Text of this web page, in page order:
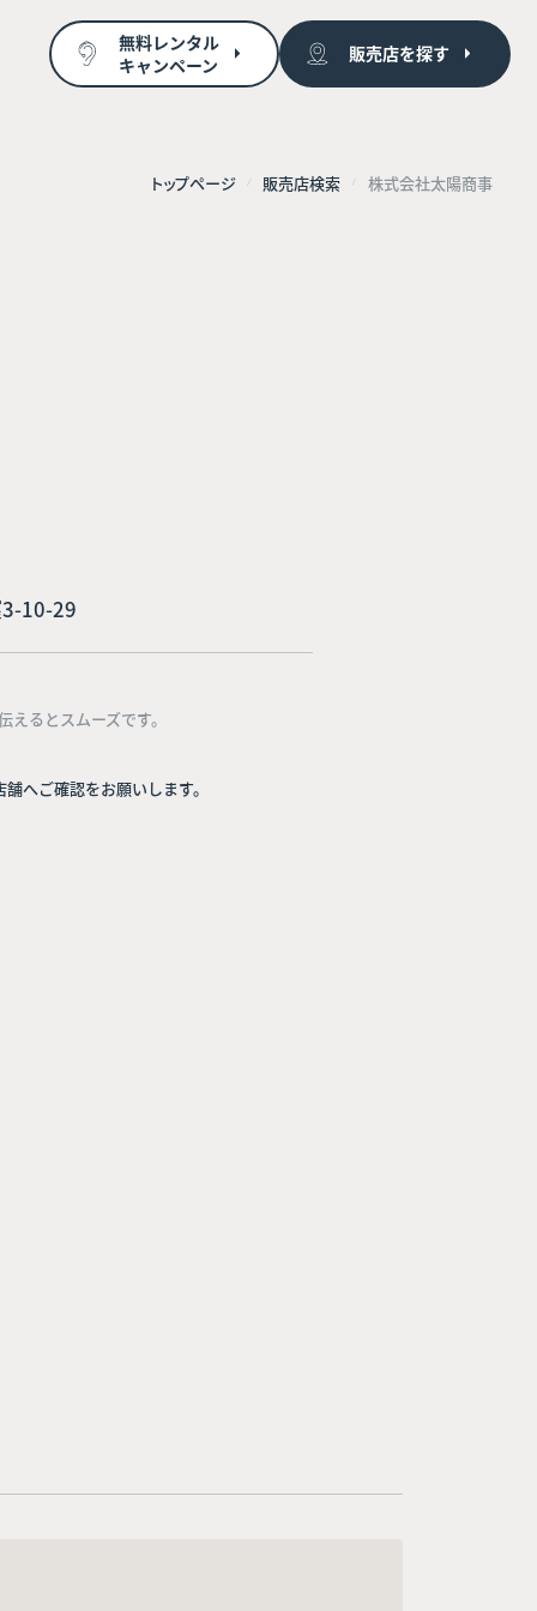
無料レンタル
キャンペーン
販売店を探す
トップページ 販売店検索 株式会社太陽商事
10-29
るとスムーズです。
へご確認をお願いします。